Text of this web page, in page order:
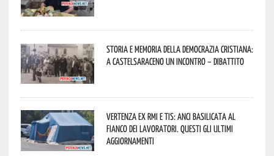
Storia e memoria della Democrazia Cristiana:
a Castelsaraceno un incontro – dibattito
Vertenza ex RMI e TIS: ANCI Basilicata al
fianco dei lavoratori. Questi gli ultimi
aggiornamenti